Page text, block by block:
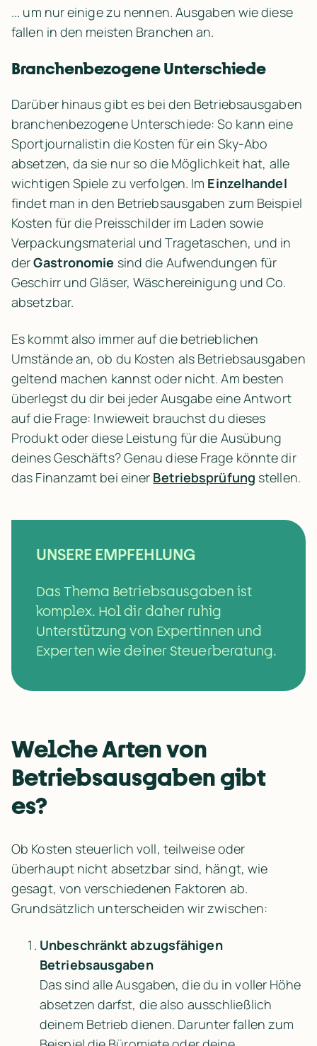
... um nur einige zu nennen. Ausgaben wie diese
fallen in den meisten Branchen an.
Branchenbezogene Unterschiede
Darüber hinaus gibt es bei den Betriebsausgaben
branchenbezogene Unterschiede: So kann eine
Sportjournalistin die Kosten für ein Sky-Abo
absetzen, da sie nur so die Möglichkeit hat, alle
wichtigen Spiele zu verfolgen. Im Einzelhandel
findet man in den Betriebsausgaben zum Beispiel
Kosten für die Preisschilder im Laden sowie
Verpackungsmaterial und Tragetaschen, und in
der Gastronomie sind die Aufwendungen für
Geschirr und Gläser, Wäschereinigung und Co.
absetzbar.
Es kommt also immer auf die betrieblichen
Umstände an, ob du Kosten als Betriebsausgaben
geltend machen kannst oder nicht. Am besten
überlegst du dir bei jeder Ausgabe eine Antwort
auf die Frage: Inwieweit brauchst du dieses
Produkt oder diese Leistung für die Ausübung
deines Geschäfts? Genau diese Frage könnte dir
das Finanzamt bei einer Betriebsprüfung stellen.
UNSERE EMPFEHLUNG
Das Thema Betriebsausgaben ist
komplex. Hol dir daher ruhig
Unterstützung von Expertinnen und
Experten wie deiner Steuerberatung.
Welche Arten von
Betriebsausgaben gibt
es?
Ob Kosten steuerlich voll, teilweise oder
überhaupt nicht absetzbar sind, hängt, wie
gesagt, von verschiedenen Faktoren ab.
Grundsätzlich unterscheiden wir zwischen:
Unbeschränkt abzugsfähigen
Betriebsausgaben
Das sind alle Ausgaben, die du in voller Höhe
absetzen darfst, die also ausschließlich
deinem Betrieb dienen. Darunter fallen zum